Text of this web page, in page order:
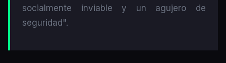
socialmente inviable y un agujero de
seguridad".